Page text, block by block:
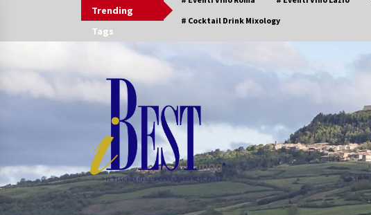
Trending
Tags
# Cocktail Drink Mixology